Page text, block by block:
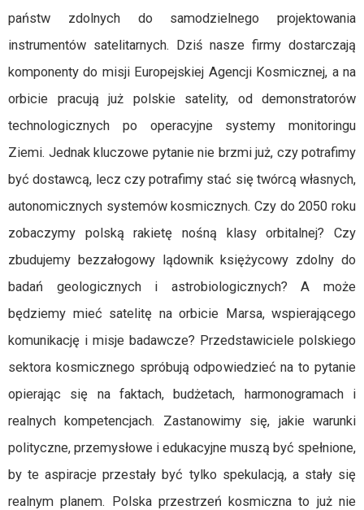
państw zdolnych do samodzielnego projektowania
instrumentów satelitarnych. Dziś nasze firmy dostarczają
komponenty do misji Europejskiej Agencji Kosmicznej, a na
orbicie pracują już polskie satelity, od demonstratorów
technologicznych po operacyjne systemy monitoringu
Ziemi. Jednak kluczowe pytanie nie brzmi już, czy potrafimy
być dostawcą, lecz czy potrafimy stać się twórcą własnych,
autonomicznych systemów kosmicznych. Czy do 2050 roku
zobaczymy polską rakietę nośną klasy orbitalnej? Czy
zbudujemy bezzałogowy lądownik księżycowy zdolny do
badań geologicznych i astrobiologicznych? A może
będziemy mieć satelitę na orbicie Marsa, wspierającego
komunikację i misje badawcze? Przedstawiciele polskiego
sektora kosmicznego spróbują odpowiedzieć na to pytanie
opierając się na faktach, budżetach, harmonogramach i
realnych kompetencjach. Zastanowimy się, jakie warunki
polityczne, przemysłowe i edukacyjne muszą być spełnione,
by te aspiracje przestały być tylko spekulacją, a stały się
realnym planem. Polska przestrzeń kosmiczna to już nie